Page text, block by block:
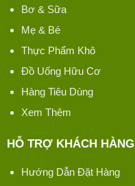
Bơ & Sữa
Mẹ & Bé
Thực Phẩm Khô
Đồ Uống Hữu Cơ
Hàng Tiêu Dùng
Xem Thêm
HỖ TRỢ KHÁCH HÀNG
Hướng Dẫn Đặt Hàng